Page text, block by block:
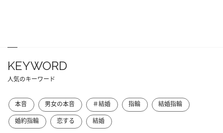
KEYWORD
人気のキーワード
本音 男女の本音 ＃結婚 指輪
結婚指輪
婚約指輪
恋する 結婚